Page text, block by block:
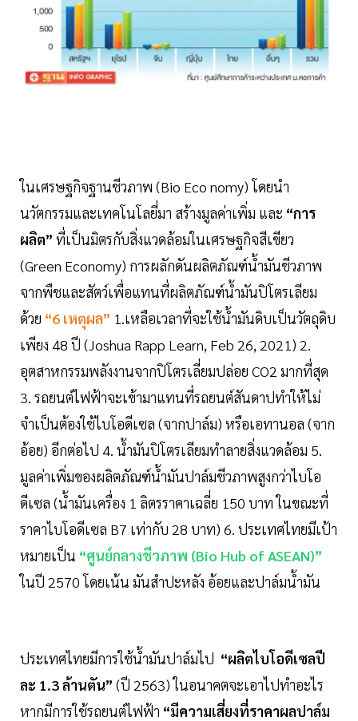
ในเศรษฐกิจฐานชีวภาพ (Bio Eco nomy) โดยนำ
นวัตกรรมและเทคโนโลยี่มา สร้างมูลค่าเพิ่ม และ “การ
ผลิต” ที่เป็นมิตรกับสิ่งแวดล้อมในเศรษฐกิจสีเขียว
(Green Economy) การผลักดันผลิตภัณฑ์นํ้ามันชีวภาพ
จากพืชและสัตว์เพื่อแทนที่ผลิตภัณฑ์นํ้ามันปิโตรเลียม
ด้วย “6 เหตุผล” 1.เหลือเวลาที่จะใช้นํ้ามันดิบเป็นวัตถุดิบ
เพียง 48 ปี (Joshua Rapp Learn, Feb 26, 2021) 2.
อุตสาหกรรมพลังงานจากปิโตรเลี่ยมปล่อย CO2 มากที่สุด
3. รถยนต์ไฟฟ้าจะเข้ามาแทนที่รถยนต์สันดาปทำให้ไม่
จำเป็นต้องใช้ไบโอดีเซล (จากปาล์ม) หรือเอทานอล (จาก
อ้อย) อีกต่อไป 4. นํ้ามันปิโตรเลียมทำลายสิ่งแวดล้อม 5.
มูลค่าเพิ่มของผลิตภัณฑ์นํ้ามันปาล์มชีวภาพสูงกว่าไบโอ
ดีเซล (นํ้ามันเครื่อง 1 ลิตรราคาเฉลี่ย 150 บาท ในขณะที่
ราคาไบโอดีเซล B7 เท่ากับ 28 บาท) 6. ประเทศไทยมีเป้า
หมายเป็น “ศูนย์กลางชีวภาพ (Bio Hub of ASEAN)”
ในปี 2570 โดยเน้น มันสำปะหลัง อ้อยและปาล์มนํ้ามัน
ประเทศไทยมีการใช้นํ้ามันปาล์มไป “ผลิตไบโอดีเซลปี
ละ 1.3 ล้านตัน” (ปี 2563) ในอนาคตจะเอาไปทำอะไร
หากมีการใช้รถยนต์ไฟฟ้า “มีความเสี่ยงที่ราคาผลปาล์ม